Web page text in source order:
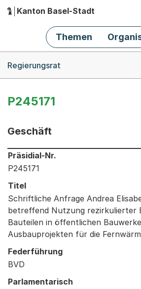
Hauptnavigation
Kanton Basel-Stadt
Themen
Regierungsrat
P245171
Geschäft
Informationen zum Ausgewählten
Präsidial-Nr.
P245171
Titel
Schriftliche Anfrage Andrea
betreffend Nutzung rezirkulierter
Bauteilen in öffentlichen
Ausbauprojekten für die
Federführung
BVD
Parlamentarisch